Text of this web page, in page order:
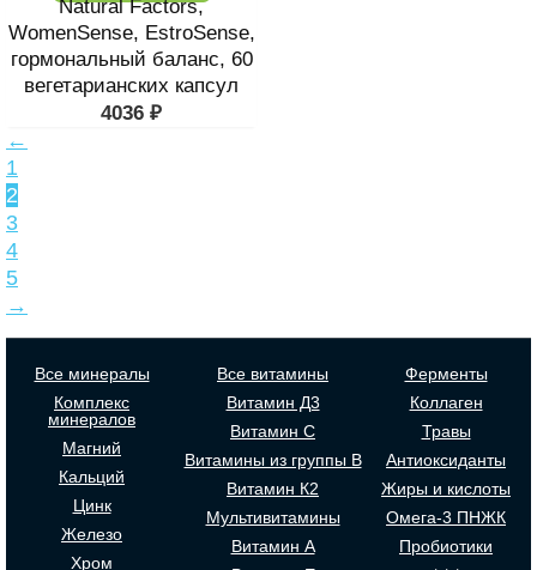
Natural Factors,
WomenSense, EstroSense,
гормональный баланс, 60
вегетарианских капсул
4036 ₽
←
1
2
3
4
5
→
Все минералы
Комплекс
минералов
Магний
Кальций
Цинк
Железо
Хром
Все витамины
Витамин Д3
Витамин С
Витамины из группы В
Витамин К2
Мультивитамины
Витамин А
Ферменты
Коллаген
Травы
Антиоксиданты
Жиры и кислоты
Омега-3 ПНЖК
Пробиотики